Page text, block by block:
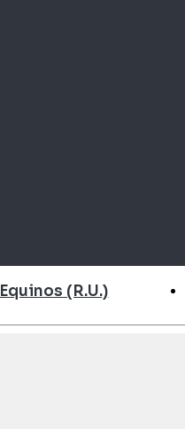
Equinos (R.U.)